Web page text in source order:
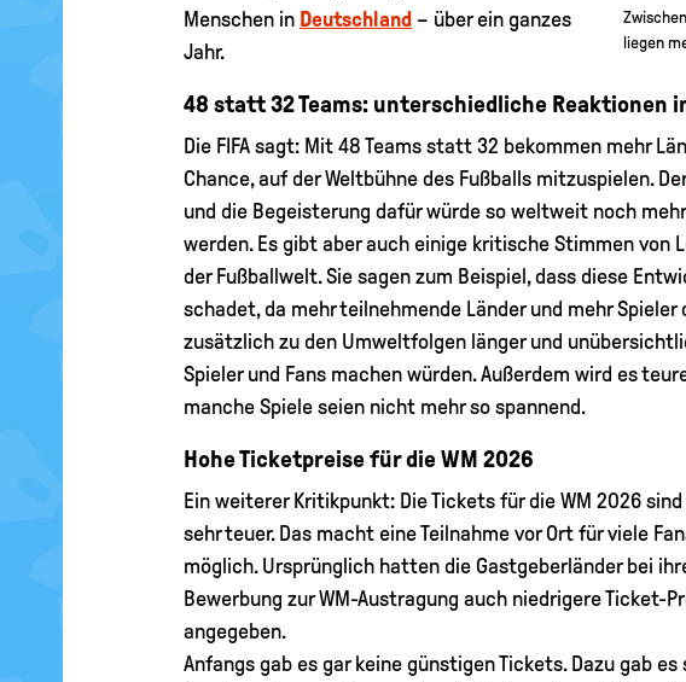
liegen
Menschen in Deutschland – über ein ganzes
Jahr.
48 statt 32 Teams: unterschiedliche Reaktionen
Die FIFA sagt: Mit 48 Teams statt 32 bekommen mehr
Chance, auf der Weltbühne des Fußballs mitzuspielen.
und die Begeisterung dafür würde so weltweit noch
werden. Es gibt aber auch einige kritische Stimmen von
der Fußballwelt. Sie sagen zum Beispiel, dass diese
schadet, da mehr teilnehmende Länder und mehr Spieler
zusätzlich zu den Umweltfolgen länger und
Spieler und Fans machen würden. Außerdem wird es
manche Spiele seien nicht mehr so spannend.
Hohe Ticketpreise für die WM 2026
Ein weiterer Kritikpunkt: Die Tickets für die WM 2026
sehr teuer. Das macht eine Teilnahme vor Ort für viele
möglich. Ursprünglich hatten die Gastgeberländer bei
Bewerbung zur WM-Austragung auch niedrigere Ticket-
angegeben.
Anfangs gab es gar keine günstigen Tickets. Dazu gab es